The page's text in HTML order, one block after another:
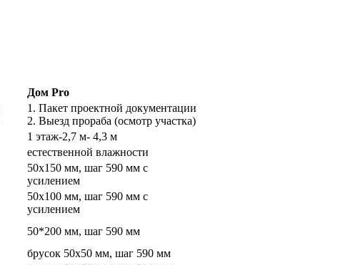
Дом Pro
1. Пакет проектной документации
2. Выезд прораба (осмотр участка)
1 этаж-2,7 м- 4,3 м
естественной влажности
50х150 мм, шаг 590 мм с
усилением
50х100 мм, шаг 590 мм с
усилением
50*200 мм, шаг 590 мм
брусок 50х50 мм, шаг 590 мм